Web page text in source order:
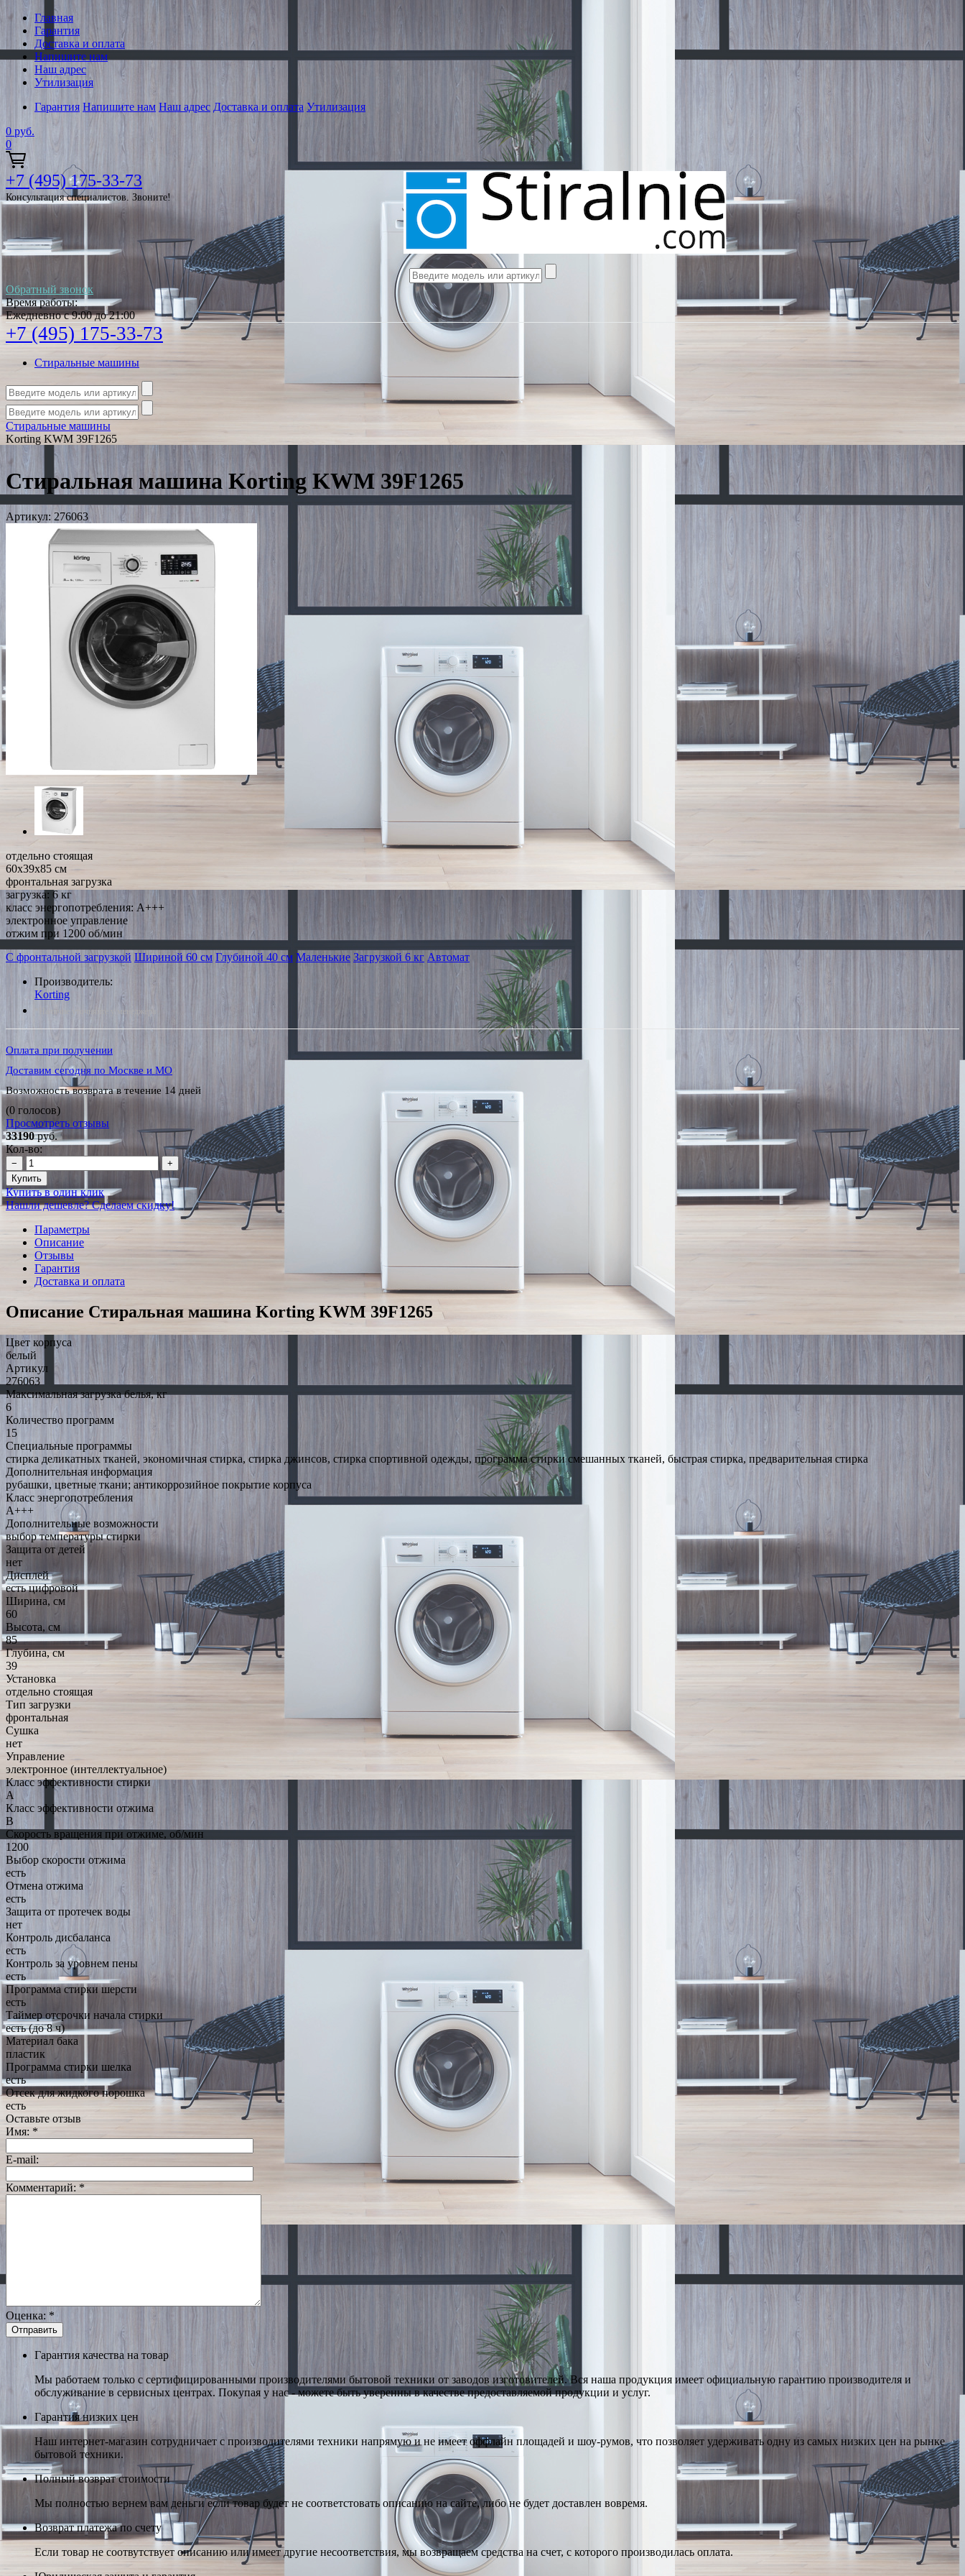
Главная
Гарантия
Доставка и оплата
Напишите нам
Наш адрес
Утилизация
Гарантия Напишите нам Наш адрес Доставка и оплата Утилизация
0 руб.
0
+7 (495) 175-33-73
Консультация специалистов. Звоните!
Обратный звонок
Время работы:
Ежедневно с 9:00 до 21:00
+7 (495) 175-33-73
Стиральные машины
Стиральные машины
Korting KWM 39F1265
Стиральная машина Korting KWM 39F1265
Артикул: 276063
отдельно стоящая
60x39x85 см
фронтальная загрузка
загрузка: 6 кг
класс энергопотребления: A+++
электронное управление
отжим при 1200 об/мин
С фронтальной загрузкой Шириной 60 см Глубиной 40 см Маленькие Загрузкой 6 кг Автомат
Производитель:
Korting
*Наличие уточняйте у менеджера
Оплата при получении
Доставим сегодня по Москве и МО
Возможность возврата в течение 14 дней
(0 голосов)
Просмотреть отзывы
33190руб.
Кол-во:
−
+
Купить
Купить в один клик
Нашли дешевле? Сделаем скидку!
Параметры
Описание
Отзывы
Гарантия
Доставка и оплата
Описание Стиральная машина Korting KWM 39F1265
Цвет корпуса
белый
Артикул
276063
Максимальная загрузка белья, кг
6
Количество программ
15
Специальные программы
стирка деликатных тканей, экономичная стирка, стирка джинсов, стирка спортивной одежды, программа стирки смешанных тканей, быстрая стирка, предварительная стирка
Дополнительная информация
рубашки, цветные ткани; антикоррозийное покрытие корпуса
Класс энергопотребления
A+++
Дополнительные возможности
выбор температуры стирки
Защита от детей
нет
Дисплей
есть цифровой
Ширина, см
60
Высота, см
85
Глубина, см
39
Установка
отдельно стоящая
Тип загрузки
фронтальная
Сушка
нет
Управление
электронное (интеллектуальное)
Класс эффективности стирки
A
Класс эффективности отжима
B
Скорость вращения при отжиме, об/мин
1200
Выбор скорости отжима
есть
Отмена отжима
есть
Защита от протечек воды
нет
Контроль дисбаланса
есть
Контроль за уровнем пены
есть
Программа стирки шерсти
есть
Таймер отсрочки начала стирки
есть (до 8 ч)
Материал бака
пластик
Программа стирки шелка
есть
Отсек для жидкого порошка
есть
Оставьте отзыв
Имя: *
E-mail:
Комментарий: *
Оценка: *
Гарантия качества на товар
Мы работаем только с сертифицированными производителями бытовой техники от заводов изготовителей. Вся наша продукция имеет официальную гарантию производителя и
обслуживание в сервисных центрах. Покупая у нас - можете быть уверенны в качестве предоставляемой продукции и услуг.
Гарантия низких цен
Наш интернет-магазин сотрудничает с производителями техники напрямую и не имеет оффлайн площадей и шоу-румов, что позволяет удерживать одну из самых низких цен на рынке
бытовой техники.
Полный возврат стоимости
Мы полностью вернем вам деньги если товар будет не соответстовать описанию на сайте, либо не будет доставлен вовремя.
Возврат платежа по счету
Если товар не соотвутствует описанию или имеет другие несоответствия, мы возвращаем средства на счет, с которого производилась оплата.